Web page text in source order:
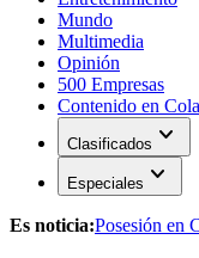
Mundo
Multimedia
Opinión
500 Empresas
Contenido en
Clasificados expand_more
Especiales expand_more
Es noticia:Posesión en